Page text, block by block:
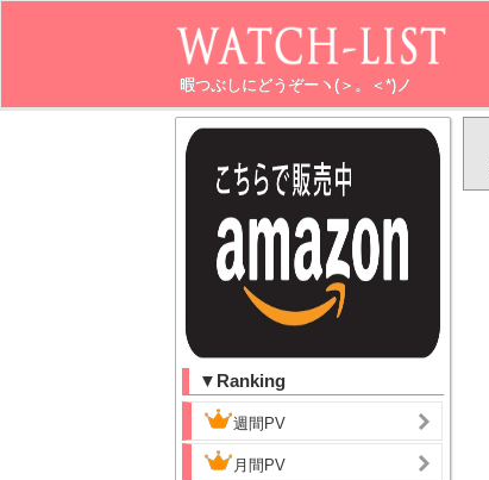
暇つぶしにどうぞーヽ(＞。＜*)ノ
▼Ranking
週間PV
月間PV